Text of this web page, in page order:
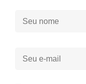
Seu
nome:
Seu